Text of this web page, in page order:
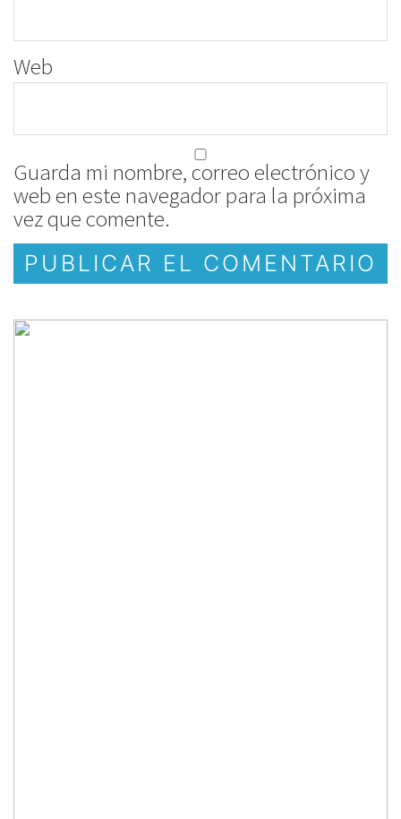
Web
Guarda mi nombre, correo electrónico y
web en este navegador para la próxima
vez que comente.